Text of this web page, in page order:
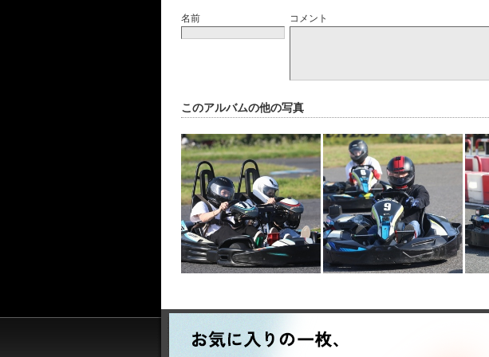
名前 コメント
このアルバムの他の写真